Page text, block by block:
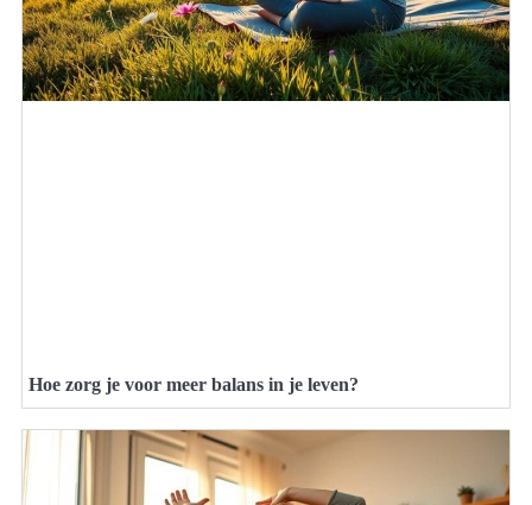
Hoe zorg je voor meer balans in je leven?